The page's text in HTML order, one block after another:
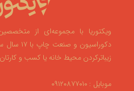
ویکتوریا با مجموعه‌ای از
دکوراسیون
زیباترکردن محیط خانه یا کسب و
موبایل : ۰۹۱۲۰۸۷۷۰۱۰